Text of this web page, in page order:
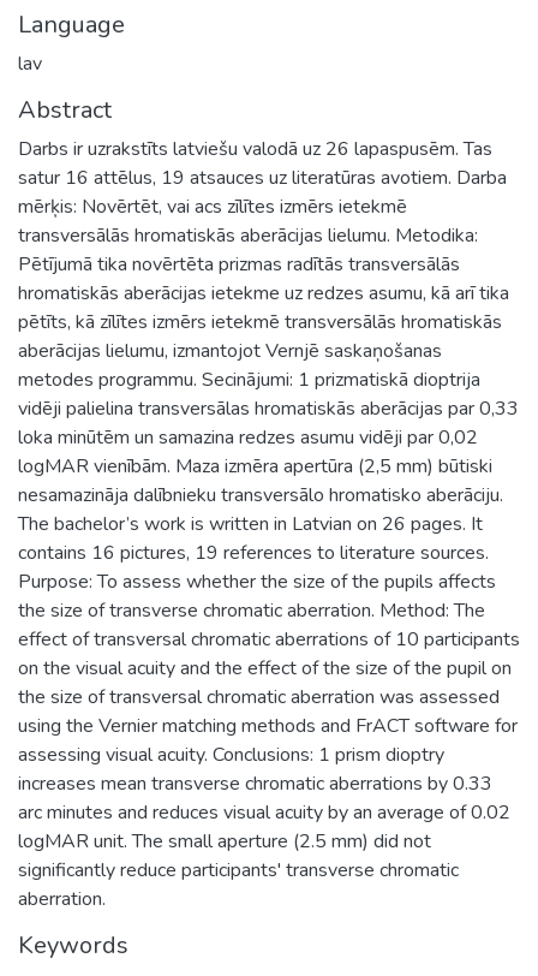
Language
lav
Abstract
Darbs ir uzrakstīts latviešu valodā uz 26 lapaspusēm. Tas
satur 16 attēlus, 19 atsauces uz literatūras avotiem. Darba
mērķis: Novērtēt, vai acs zīlītes izmērs ietekmē
transversālās hromatiskās aberācijas lielumu. Metodika:
Pētījumā tika novērtēta prizmas radītās transversālās
hromatiskās aberācijas ietekme uz redzes asumu, kā arī tika
pētīts, kā zīlītes izmērs ietekmē transversālās hromatiskās
aberācijas lielumu, izmantojot Vernjē saskaņošanas
metodes programmu. Secinājumi: 1 prizmatiskā dioptrija
vidēji palielina transversālas hromatiskās aberācijas par 0,33
loka minūtēm un samazina redzes asumu vidēji par 0,02
logMAR vienībām. Maza izmēra apertūra (2,5 mm) būtiski
nesamazināja dalībnieku transversālo hromatisko aberāciju.
The bachelor’s work is written in Latvian on 26 pages. It
contains 16 pictures, 19 references to literature sources.
Purpose: To assess whether the size of the pupils affects
the size of transverse chromatic aberration. Method: The
effect of transversal chromatic aberrations of 10 participants
on the visual acuity and the effect of the size of the pupil on
the size of transversal chromatic aberration was assessed
using the Vernier matching methods and FrACT software for
assessing visual acuity. Conclusions: 1 prism dioptry
increases mean transverse chromatic aberrations by 0.33
arc minutes and reduces visual acuity by an average of 0.02
logMAR unit. The small aperture (2.5 mm) did not
significantly reduce participants' transverse chromatic
aberration.
Keywords